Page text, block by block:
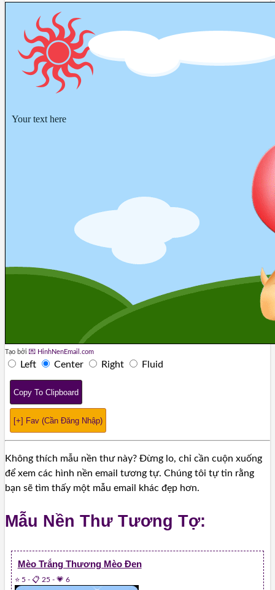
Your text here
Tạo bởi 💌 HinhNenEmail.com
Left Center Right Fluid
Copy To Clipboard
[+] Fav (Cần Đăng Nhập)
Không thích mẫu nền thư này? Đừng lo, chỉ cần cuộn xuống
để xem các hình nền email tương tự. Chúng tôi tự tin rằng
bạn sẽ tìm thấy một mẫu email khác đẹp hơn.
Mẫu Nền Thư Tương Tợ:
Mèo Trắng Thương Mèo Đen
⭐ 5 - 📋 25 - 💗 6